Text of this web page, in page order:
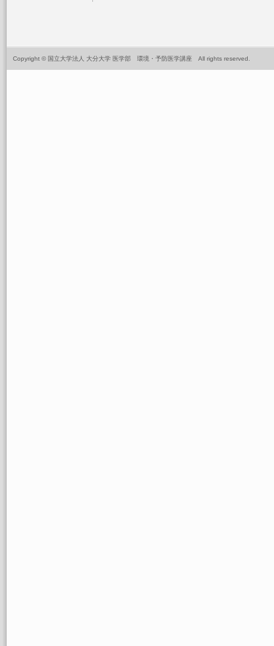
Copyright © 国立大学法人 大分大学 医学部 環境・予防医学講座 All rights reserved.